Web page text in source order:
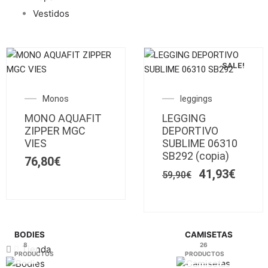
Vestidos
múltiples
variantes.
Monos
MONO AQUAFIT
ZIPPER MGC
VIES
76,80€
SALE!
Este
tiene
variantes.
Las
opciones
se
la
de
leggings
LEGGING
DEPORTIVO
SUBLIME 06310
SB292 (copia)
59,90€
El
precio
original
era:
59,90€.
41,93€
es:
41,93€.
Tienda
BODIES
8
PRODUCTOS
CAMISETAS
26
PRODUCTOS